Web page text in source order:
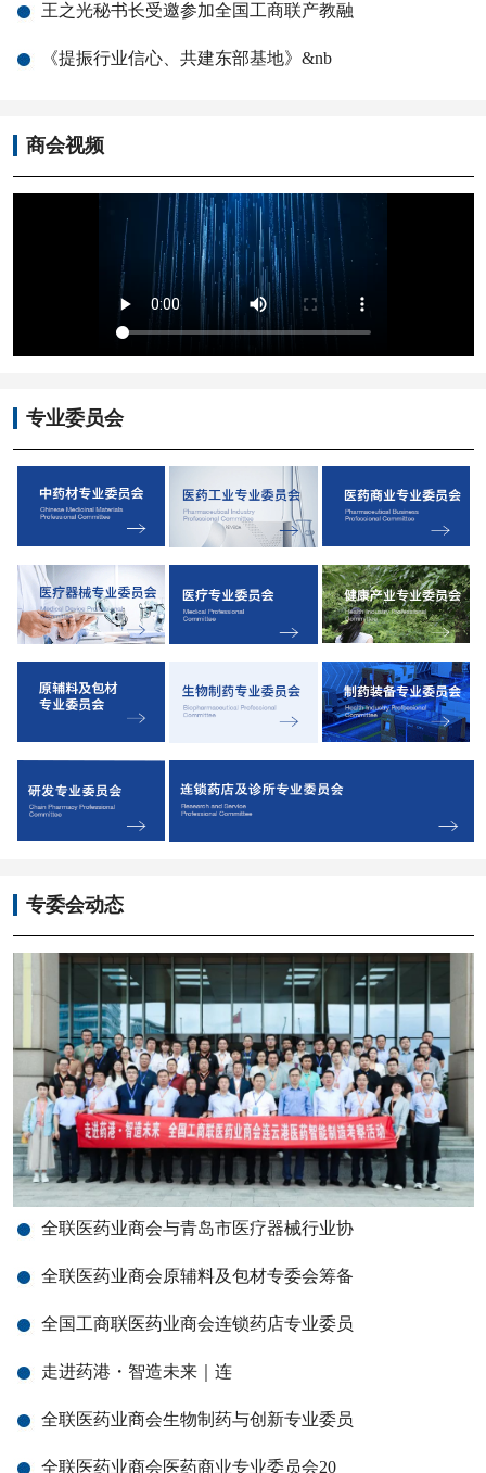
王之光秘书长受邀参加全国工商联产教融
《提振行业信心、共建东部基地》&nb
商会视频
专业委员会
专委会动态
全联医药业商会与青岛市医疗器械行业协
全联医药业商会原辅料及包材专委会筹备
全国工商联医药业商会连锁药店专业委员
走进药港・智造未来｜连
全联医药业商会生物制药与创新专业委员
全联医药业商会医药商业专业委员会20